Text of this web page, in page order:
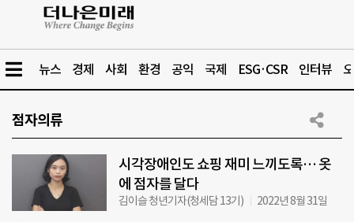
뉴스 경제 사회 환경 공익 국제 ESG·CSR 인터뷰
점자의류
시각장애인도 쇼핑 재미 느끼도록… 옷
에 점자를 달다
김이슬 청년기자(청세담 13기) 2022년 8월 31일